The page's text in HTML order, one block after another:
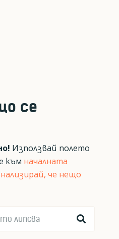
се
Използвай полето
към началната
че нещо